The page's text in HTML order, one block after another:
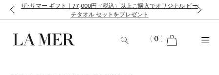
ザ･サマー ギフト｜77,000円（税込）以上ご購入でオリジナル ビー
チタオル セットをプレゼント
cart
( 0 )